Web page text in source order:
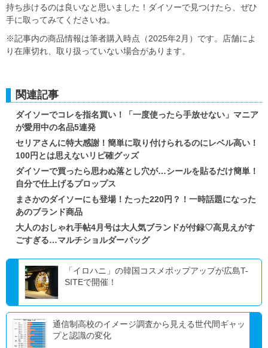
持ち歩けるのは良いなと思いました！ダイソーで見つけたら、ぜひ
手に取ってみてくださいね。
※記事内の商品情報は筆者購入時点（2025年2月）です。店舗によ
り在庫切れ、取り扱っていない場合があります。
関連記事
ダイソーでコレを指名買い！「一度使ったら手放せない」マニア
が愛用中の名品5連発
セリアさんに特大感謝！簡単に取り付けられるのにレベル高い！
100円とは思えないリピ確グッズ
ダイソーで買ったら思わぬ落とし穴が…シールを貼るだけ簡単！
自分で仕上げるプロップス
まさかのダイソーにも登場！たった220円？！一時話題になった
あのブランド商品
大人のおしゃれ手帖4月号は大人気ブランドが付録♡高見えがす
ごすぎる…マルチショルダーバッグ
「イロハニ」の韓国コスメポップアップが広島T-
SITEで開催！
通信制高校のイメージ調査から見える世代間ギャッ
プと認識の変化